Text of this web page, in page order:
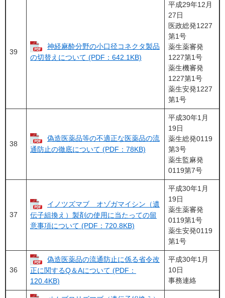
39
神経麻酔分野の小口径コネクタ製品
の切替えについて (PDF：642.1KB)
平成29年12月
27日
医政総発1227
第1号
薬生薬審発
1227第1号
薬生機審発
1227第1号
薬生安発1227
第1号
38
偽造医薬品等の不適正な医薬品の流
通防止の徹底について (PDF：78KB)
平成30年1月
19日
薬生総発0119
第3号
薬生監麻発
0119第7号
37
イノツズマブ オゾガマイシン（遺
伝子組換え）製剤の使用に当たっての留
意事項について (PDF：720.8KB)
平成30年1月
19日
薬生薬審発
0119第1号
薬生安発0119
第1号
36
偽造医薬品の流通防止に係る省令改
正に関するQ＆Aについて (PDF：
120.4KB)
平成30年1月
10日
事務連絡